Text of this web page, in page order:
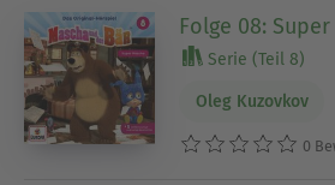
Folge 08:
Serie (Teil 8)
Oleg Kuzovkov
0